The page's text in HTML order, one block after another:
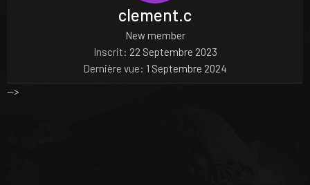
clement.c
New member
Inscrit
22 Septembre 2023
Dernière vue
1 Septembre 2024
-->